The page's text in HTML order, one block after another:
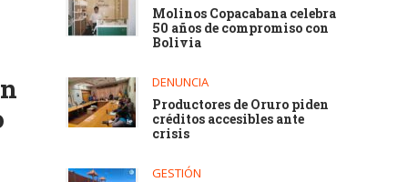
Molinos Copacabana celebra
50 años de compromiso con
Bolivia
DENUNCIA
Productores de Oruro piden
créditos accesibles ante
crisis
GESTIÓN